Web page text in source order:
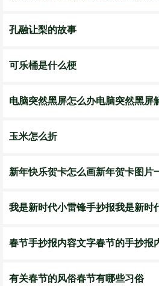
孔融让梨的故事
可乐桶是什么梗
电脑突然黑屏怎么办电脑突然黑屏
玉米怎么折
新年快乐贺卡怎么画新年贺卡图片
我是新时代小雷锋手抄报我是新时
春节手抄报内容文字春节的手抄报
有关春节的风俗春节有哪些习俗